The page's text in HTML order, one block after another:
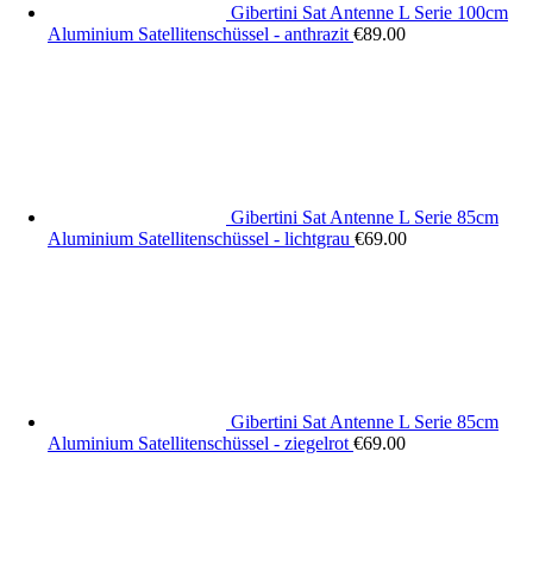
Gibertini Sat Antenne L Serie 100cm
Aluminium Satellitenschüssel - anthrazit €89.00
Gibertini Sat Antenne L Serie 85cm
Aluminium Satellitenschüssel - lichtgrau €69.00
Gibertini Sat Antenne L Serie 85cm
Aluminium Satellitenschüssel - ziegelrot €69.00